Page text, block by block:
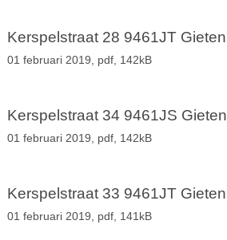
Kerspelstraat 28 9461JT Gieten
01 februari 2019, pdf, 142kB
Kerspelstraat 34 9461JS Gieten
01 februari 2019, pdf, 142kB
Kerspelstraat 33 9461JT Gieten
01 februari 2019, pdf, 141kB